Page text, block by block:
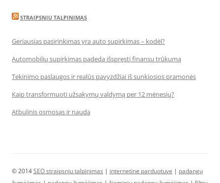
STRAIPSNIU TALPINIMAS
Geriausias pasirinkimas yra auto supirkimas – kodėl?
Automobilių supirkimas padeda išspręsti finansų trūkumą
Tekinimo paslaugos ir realūs pavyzdžiai iš sunkiosios pramonės
Kaip transformuoti užsakymų valdymą per 12 mėnesių?
Atbulinis osmosas ir nauda
© 2014SEO straipsniu talpinimas | internetine parduotuve | padangų